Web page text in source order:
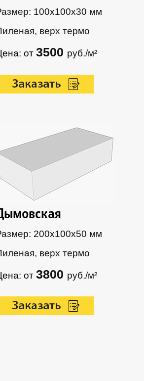
100х100х30 мм
верх термо
от 3500 руб./м²
200х100х50 мм
верх термо
от 3800 руб./м²